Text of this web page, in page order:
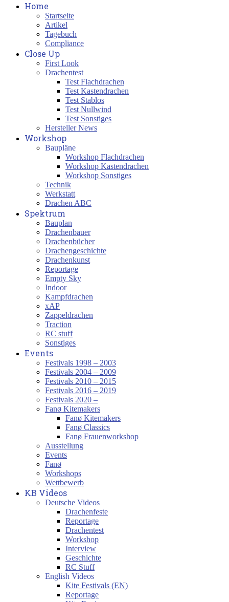
Home
Startseite
Artikel
Tagebuch
Compliance
Close Up
First Look
Drachentest
Test Flachdrachen
Test Kastendrachen
Test Stablos
Test Nullwind
Test Sonstiges
Hersteller News
Workshop
Baupläne
Workshop Flachdrachen
Workshop Kastendrachen
Workshop Sonstiges
Technik
Werkstatt
Drachen ABC
Spektrum
Bauplan
Drachenbauer
Drachenbücher
Drachengeschichte
Drachenkunst
Reportage
Empty Sky
Indoor
Kampfdrachen
xAP
Zappeldrachen
Traction
RC stuff
Sonstiges
Events
Festivals 1998 – 2003
Festivals 2004 – 2009
Festivals 2010 – 2015
Festivals 2016 – 2019
Festivals 2020 –
Fanø Kitemakers
Fanø Kitemakers
Fanø Classics
Fanø Frauenworkshop
Ausstellung
Events
Fanø
Workshops
Wettbewerb
KB Videos
Deutsche Videos
Drachenfeste
Reportage
Drachentest
Workshop
Interview
Geschichte
RC Stuff
English Videos
Kite Festivals (EN)
Reportage